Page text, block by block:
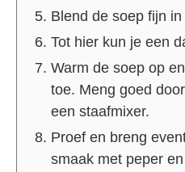
Blend de soep fijn
Tot hier kun je een
Warm de soep op
toe. Meng goed
een staafmixer.
Proef en breng
smaak met peper